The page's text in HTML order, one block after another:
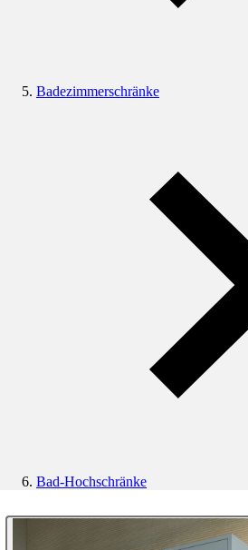
Badezimmerschränke
Bad-Hochschränke